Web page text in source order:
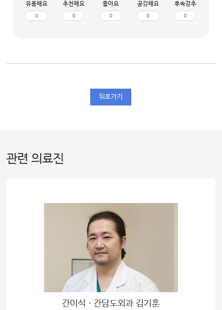
유용해요
0
추천해요
0
좋아요
0
공감해요
0
후속강추
0
뒤로가기
관련 의료진
간이식ㆍ간담도외과 김기훈